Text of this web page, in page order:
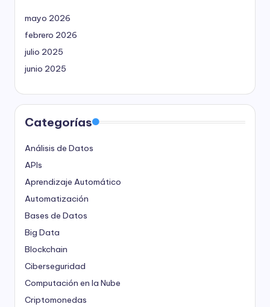
mayo 2026
febrero 2026
julio 2025
junio 2025
Categorías
Análisis de Datos
APIs
Aprendizaje Automático
Automatización
Bases de Datos
Big Data
Blockchain
Ciberseguridad
Computación en la Nube
Criptomonedas